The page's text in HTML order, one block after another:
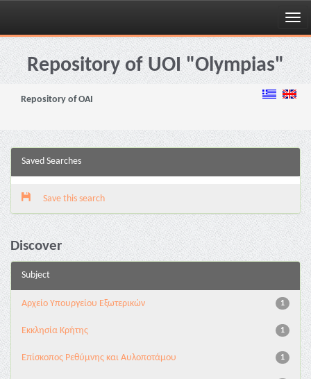
Skip
navigationRepository of UOI "Olympias"
Repository of OAI
Saved Searches
Save this search
Discover
Subject
1
Αρχείο Υπουργείου Εξωτερικών
1
Εκκλησία Κρήτης
1
Επίσκοπος Ρεθύμνης και Αυλοποτάμου